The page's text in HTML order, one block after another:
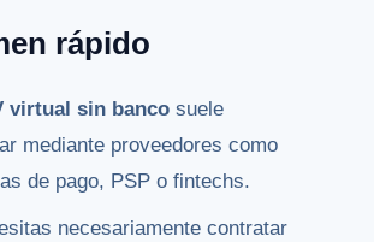
rápido
virtual sin banco suele
mediante proveedores como
de pago, PSP o fintechs.
necesariamente contratar